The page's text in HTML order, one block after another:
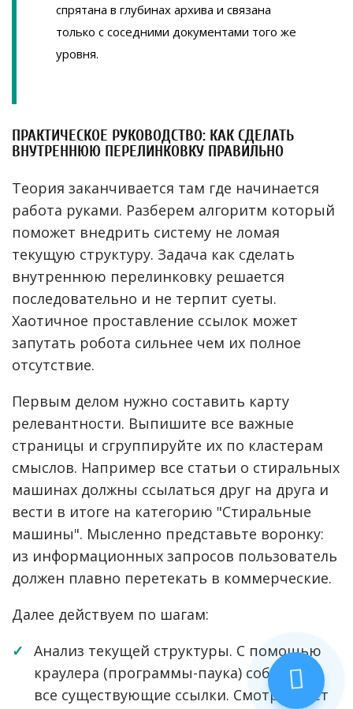
спрятана в глубинах архива и связана
только с соседними документами того же
уровня.
ПРАКТИЧЕСКОЕ РУКОВОДСТВО: КАК СДЕЛАТЬ
ВНУТРЕННЮЮ ПЕРЕЛИНКОВКУ ПРАВИЛЬНО
Теория заканчивается там где начинается
работа руками. Разберем алгоритм который
поможет внедрить систему не ломая
текущую структуру. Задача как сделать
внутреннюю перелинковку решается
последовательно и не терпит суеты.
Хаотичное проставление ссылок может
запутать робота сильнее чем их полное
отсутствие.
Первым делом нужно составить карту
релевантности. Выпишите все важные
страницы и сгруппируйте их по кластерам
смыслов. Например все статьи о стиральных
машинах должны ссылаться друг на друга и
вести в итоге на категорию "Стиральные
машины". Мысленно представьте воронку:
из информационных запросов пользователь
должен плавно перетекать в коммерческие.
Далее действуем по шагам:
Анализ текущей структуры. С помощью
краулера (программы-паука) собираем
все существующие ссылки. Смотрим нет